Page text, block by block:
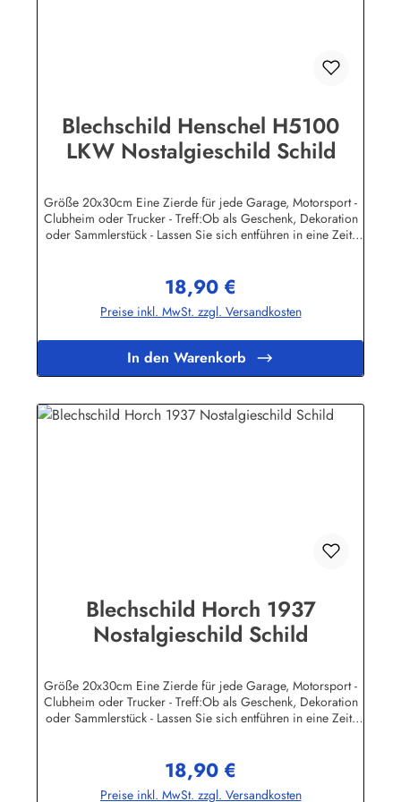
Blechschild Henschel H5100
LKW Nostalgieschild Schild
Größe 20x30cm Eine Zierde für jede Garage, Motorsport -
Clubheim oder Trucker - Treff:Ob als Geschenk, Dekoration
oder Sammlerstück - Lassen Sie sich entführen in eine Zeit,
Ihren Freunden eine dekorative Erinnerung an die gute alte
Zeit!Wir führen neben den schweren, 3-D geprägten
Reklameschilder - Replikas auch eine große Auswahl
Metallschild günstig online bestellen und auf Rechnung
kaufen.Unsere Blechschilder sind in Super-Qualität aus
hochwertigem Metall (Stahlblech) gefertigt. Die Oberflächen
garantiert.Wir verkaufen nur original lizensierte
Werbeschilder. Nicht jeder Auto- LKW oder Traktor -
Regulärer Preis:
18,90 €
Preise inkl. MwSt. zzgl. Versandkosten
In den Warenkorb
Blechschild Horch 1937
Nostalgieschild Schild
Größe 20x30cm Eine Zierde für jede Garage, Motorsport -
Clubheim oder Trucker - Treff:Ob als Geschenk, Dekoration
oder Sammlerstück - Lassen Sie sich entführen in eine Zeit,
Ihren Freunden eine dekorative Erinnerung an die gute alte
Zeit!Wir führen neben den schweren, 3-D geprägten
Reklameschilder - Replikas auch eine große Auswahl
Regulärer Preis:
18,90 €
Preise inkl. MwSt. zzgl. Versandkosten